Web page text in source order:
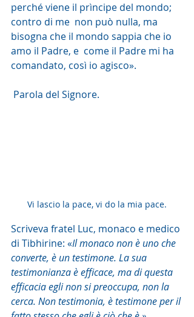
perché viene il prìncipe del mondo;
contro di me  non può nulla, ma
bisogna che il mondo sappia che io
amo il Padre, e  come il Padre mi ha
comandato, così io agisco».
Parola del Signore.
Vi lascio la pace, vi do la mia pace.
Scriveva fratel Luc, monaco e medico
di Tibhirine: «Il monaco non è uno che
converte, è un testimone. La sua
testimonianza è efficace, ma di questa
efficacia egli non si preoccupa, non la
cerca. Non testimonia, è testimone per il